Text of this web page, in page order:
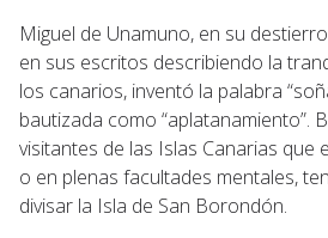
Miguel de Unamuno, en su
en sus escritos describiendo la
los canarios, inventó la palabra
bautizada como “aplatanamiento”.
visitantes de las Islas Canarias que
o en plenas facultades mentales,
divisar la Isla de San Borondón.